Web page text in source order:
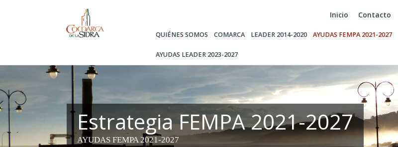
Inicio Contacto
QUIÉNES SOMOS COMARCA LEADER 2014-2020 AYUDAS FEMPA 2021-2027
AYUDAS LEADER 2023-2027
Estrategia FEMPA 2021-2027
AYUDAS FEMPA 2021-2027